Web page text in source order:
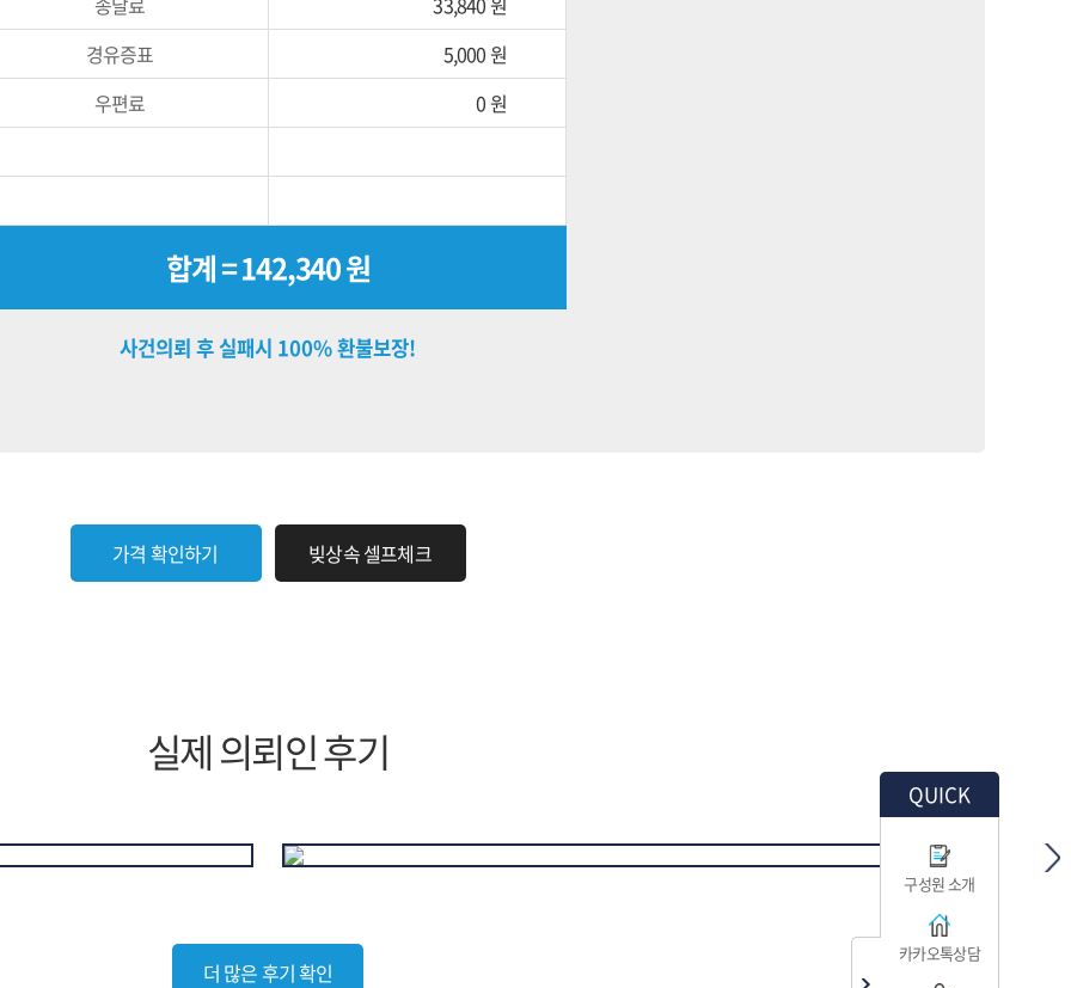
QUICK
구성원 소개
카카오톡상담
경유증표
5,000 원
우편료
0 원
합계 = 142,340 원
사건의뢰 후 실패시 100% 환불보장!
가격 확인하기 빚상속 셀프체크
실제 의뢰인 후기
더 많은 후기 확인